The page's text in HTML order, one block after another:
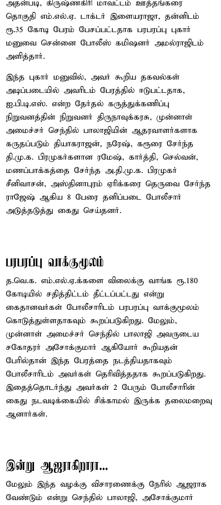
அதன்படி, கிருஷ்ணகிரி மாவட்டம் ஊத்தங்கரை
தொகுதி எம்.எல்.ஏ. டாக்டர் இளையராஜா, தன்னிடம்
ரூ.35 கோடி பேரம் பேசப்பட்டதாக பரபரப்பு புகார்
மனுவை சென்னை போலீஸ் கமிஷனர் அமல்ராஜிடம்
அளித்தார்.
இந்த புகார் மனுவில், அவர் கூறிய தகவல்கள்
அடிப்படையில் அவரிடம் பேரத்தில் ஈடுபட்டதாக,
ஐ.பி.டி.எஸ். என்ற தேர்தல் கருத்துக்கணிப்பு
நிறுவனத்தின் நிறுவனர் திருநாவுக்கரசு, முன்னாள்
அமைச்சர் செந்தில் பாலாஜியின் ஆதரவாளர்களாக
கருதப்படும் தியாகராஜன், நரேஷ், கரூரை சேர்ந்த
தி.மு.க. பிரமுகர்களான ரமேஷ், கார்த்தி, செல்வன்,
மணப்பாக்கத்தை சேர்ந்த அ.தி.மு.க. பிரமுகர்
சீனிவாசன், அஸ்தினாபுரம் ஏரிக்கரை தெருவை சேர்ந்த
ராஜேஷ் ஆகிய 8 பேரை தனிப்படை போலீசார்
அடுத்தடுத்து கைது செய்தனர்.
பரபரப்பு வாக்குமூலம்
த.வெ.க. எம்.எல்.ஏ.க்களை விலைக்கு வாங்க ரூ.180
கோடியில் சதித்திட்டம் தீட்டப்பட்டது என்று
கைதானவர்கள் போலீசாரிடம் பரபரப்பு வாக்குமூலம்
கொடுத்துள்ளதாகவும் கூறப்படுகிறது. மேலும்,
முன்னாள் அமைச்சர் செந்தில் பாலாஜி அவருடைய
சகோதரர் அசோக்குமார் ஆகியோர் கூறியதன்
பேரில்தான் இந்த பேரத்தை நடத்தியதாகவும்
போலீசாரிடம் அவர்கள் தெரிவித்ததாக கூறப்படுகிறது.
இதைத்தொடர்ந்து அவர்கள் 2 பேரும் போலீசாரின்
கைது நடவடிக்கையில் சிக்காமல் இருக்க தலைமறைவு
ஆனார்கள்.
இன்று ஆஜராகிறாரா...
மேலும் இந்த வழக்கு விசாரணைக்கு நேரில் ஆஜராக
வேண்டும் என்று செந்தில் பாலாஜி, அசோக்குமார்